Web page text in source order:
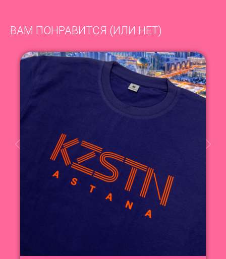
ВАМ ПОНРАВИТСЯ (ИЛИ НЕТ)